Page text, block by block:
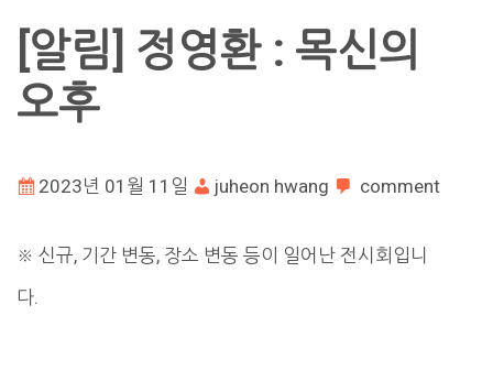
[알림] 정영환 : 목신의
오후
2023년 01월 11일 juheon hwang comment
※ 신규, 기간 변동, 장소 변동 등이 일어난 전시회입니
다.